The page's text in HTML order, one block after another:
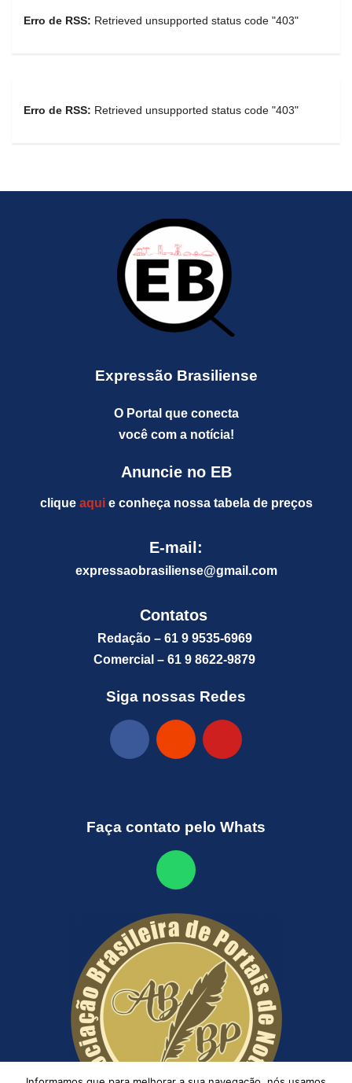
Erro de RSS: Retrieved unsupported status code "403"
Erro de RSS: Retrieved unsupported status code "403"
Expressão Brasiliense
O Portal que conecta
você com a notícia!
Anuncie no EB
clique aquie conheça nossa tabela de preços
E-mail:
expressaobrasiliense@gmail.com
Contatos
Redação – 61 9 9535-6969
Comercial – 61 9 8622-9879
Siga nossas Redes
Faça contato pelo Whats